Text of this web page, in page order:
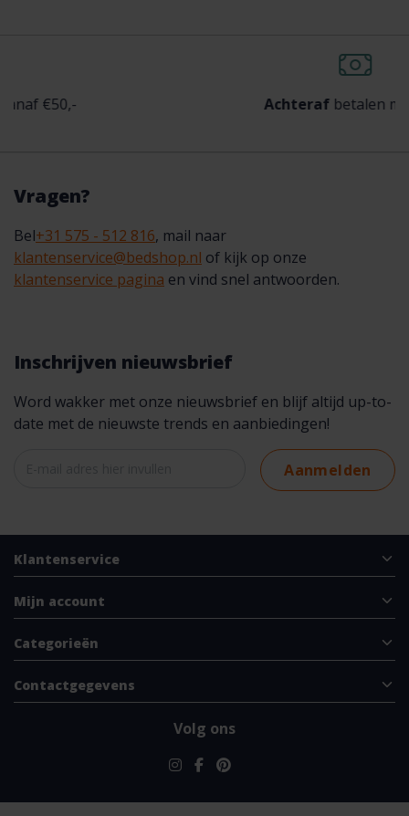
betalen mogelijk
Vragen?
Bel+31 575 - 512 816, mail naar
klantenservice@bedshop.nl of kijk op onze
klantenservice pagina en vind snel antwoorden.
Inschrijven nieuwsbrief
Word wakker met onze nieuwsbrief en blijf altijd up-to-
date met de nieuwste trends en aanbiedingen!
Aanmelden
Klantenservice
Mijn account
Categorieën
Contactgegevens
Volg ons